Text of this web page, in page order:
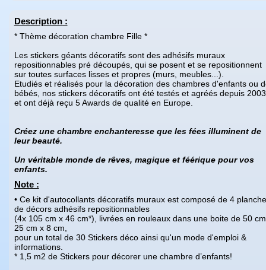
Description:
* Thème décoration chambre Fille *
Les stickers géants décoratifs sont des adhésifs muraux
repositionnables pré découpés, qui se posent et se repositionnent
sur toutes surfaces lisses et propres (murs, meubles...).
Etudiés et réalisés pour la décoration des chambres d'enfants ou
bébés, nos stickers décoratifs ont été testés et agréés depuis 2003
et ont déjà reçu 5 Awards de qualité en Europe.
Créez une chambre enchanteresse que les fées illuminent de
leur beauté.
Un véritable monde de rêves, magique et féérique pour vos
enfants.
Note :
• Ce kit d'autocollants décoratifs muraux est composé de 4
de décors adhésifs repositionnables
(4x 105 cm x 46 cm*), livrées en rouleaux dans une boite de 50
25 cm x 8 cm,
pour un total de 30 Stickers déco ainsi qu'un mode d'emploi &
informations.
* 1,5 m2 de Stickers pour décorer une chambre d’enfants!